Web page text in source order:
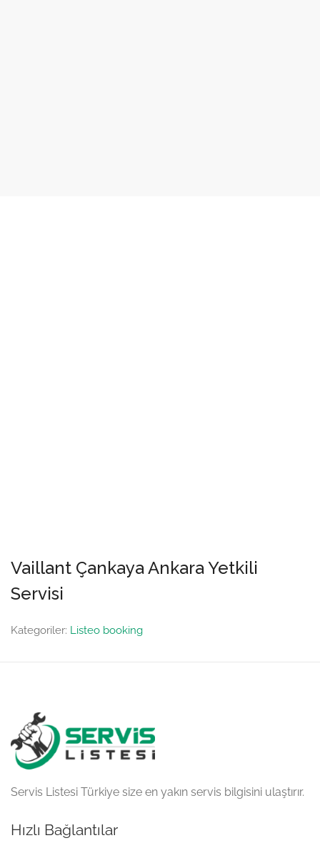
Vaillant Çankaya Ankara Yetkili
Servisi
Kategoriler: Listeo booking
Servis Listesi Türkiye size en yakın servis bilgisini ulaştırır.
Hızlı Bağlantılar